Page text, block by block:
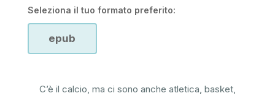
Seleziona il tuo formato preferito:
epub
C’è il calcio, ma ci sono anche atletica, basket,